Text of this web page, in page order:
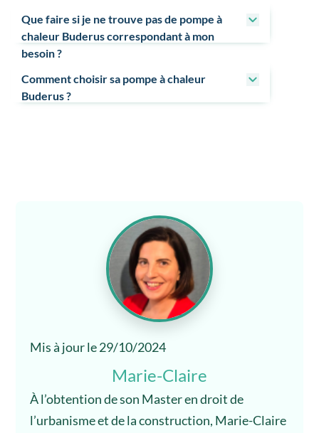
Que faire si je ne trouve pas de pompe à
chaleur Buderus correspondant à mon
besoin ?
Comment choisir sa pompe à chaleur
Buderus ?
Mis à jour le 29/10/2024
Marie-Claire
À l’obtention de son Master en droit de
l’urbanisme et de la construction, Marie-Claire